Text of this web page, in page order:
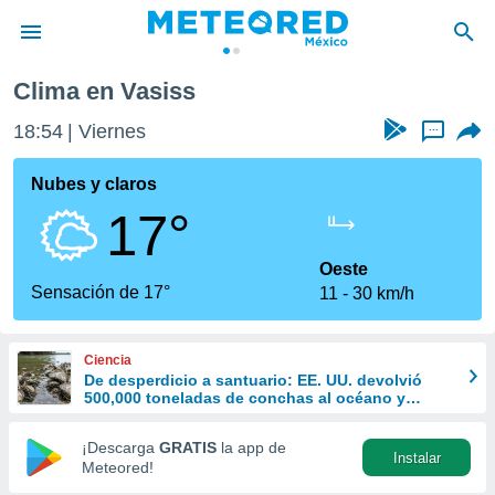
de
ha sido
calidad.
a este
las
y
forma
digital
basada
Clima en Vasiss
18:54 Viernes ...
Nubes y claros
17°
Sensación de 17°
Oeste
11
30 km/h
Ciencia
De desperdicio a santuario: EE. UU. devolvió
500,000 toneladas de conchas al océano y
¡Descarga GRATIS la app de
Meteored!
Instalar